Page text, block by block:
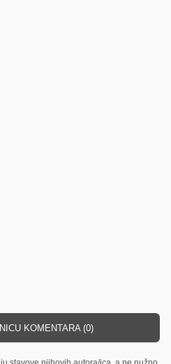
KOMENTARA (0)